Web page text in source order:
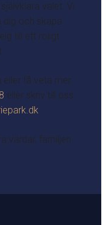
valet. Vi
och skapa
till ett roligt
få veta mer.
eller skriv till oss
värdar, familjen